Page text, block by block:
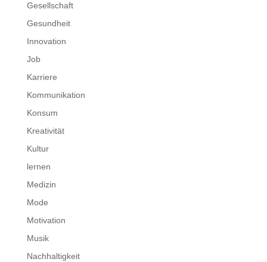
Gesellschaft
Gesundheit
Innovation
Job
Karriere
Kommunikation
Konsum
Kreativität
Kultur
lernen
Medizin
Mode
Motivation
Musik
Nachhaltigkeit